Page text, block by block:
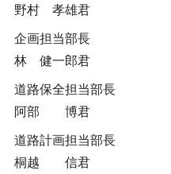
野村 孝雄君
企画担当部長
林 健一郎君
道路保全担当部長
阿部 博君
道路計画担当部長
桐越 信君